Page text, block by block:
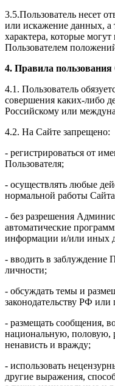
3.5.Пользователь несет
или искажение данных, а
характера, которые
Пользователем
4. Правила
4.1. Пользователь
совершения каких-либо
Российскому или
4.2. На Сайте запрещено:
- регистрироваться от
Пользователя;
- осуществлять любые
нормальной работы
- без разрешения
автоматические
информации и/или иных
- вводить в заблуждение
личности;
- обсуждать темы и
законодательству РФ
- размещать сообщения,
национальную,
ненависть и вражду;
- использовать
другие выражения,